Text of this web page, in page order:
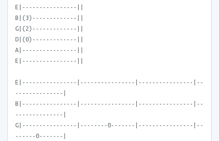
E|----------------||
B|(3)-------------||
G|(2)-------------||
D|(0)-------------||
A|----------------||
E|----------------||
E|----------------|----------------|----------------|--
--------------|
B|----------------|----------------|----------------|--
--------------|
G|----------------|--------0-------|----------------|--
------0-------|